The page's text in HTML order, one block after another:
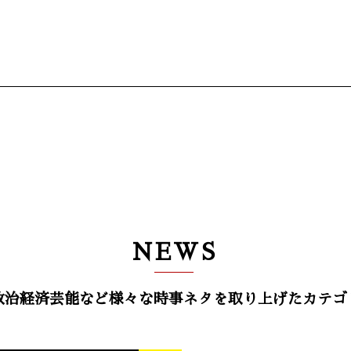
NEWS
治経済芸能など様々な時事ネタを取り上げたカテゴ